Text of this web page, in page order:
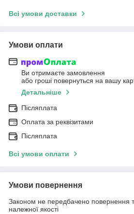
Всі умови доставки
Умови оплати
Ви отримаєте замовлення
або гроші повернуться на вашу
Детальніше
Післяплата
Оплата за реквізитами
Післяплата
Всі умови оплати
Умови повернення
Законом не передбачено повернення
належної якості